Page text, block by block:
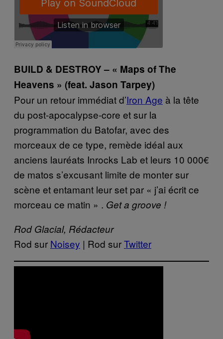
BUILD & DESTROY – « Maps of The
Heavens » (feat. Jason Tarpey)
Pour un retour immédiat d’Iron Age à la tête
du post-apocalypse-core et sur la
programmation du Batofar, avec des
morceaux de ce type, remède idéal aux
anciens lauréats Inrocks Lab et leurs 10 000€
de matos s’excusant limite de monter sur
scène et entamant leur set par « j’ai écrit ce
morceau ce matin » . Get a groove !
Rod Glacial, Rédacteur
Rod sur Noisey | Rod surTwitter